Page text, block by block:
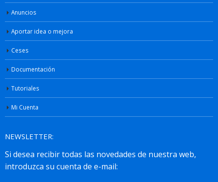
Anuncios
Aportar idea o mejora
Ceses
Documentación
Tutoriales
Mi Cuenta
NEWSLETTER: